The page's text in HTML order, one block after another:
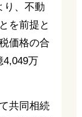
り、不動
を前提と
価格の合
4,049万
共同相続